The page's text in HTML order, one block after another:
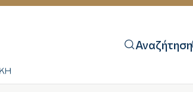
Αναζήτηση